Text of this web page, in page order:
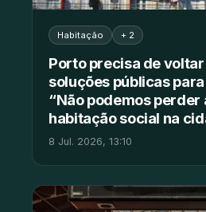
Habitação + 2
Porto precisa de
soluções públicas
“Não podemos perder
habitação social na
8 Jul. 2026, 13:10